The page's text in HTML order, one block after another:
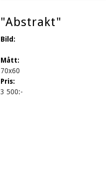
"Abstrakt"
Bild:
Mått:
70x60
Pris:
3 500:-